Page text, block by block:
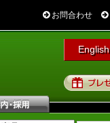
お問合わせ
English